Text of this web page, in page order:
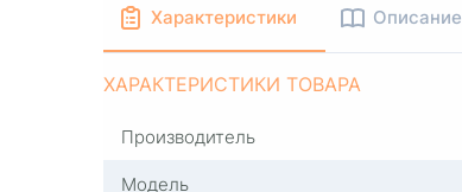
Характеристики Описание
ХАРАКТЕРИСТИКИ ТОВАРА
Производитель
Модель